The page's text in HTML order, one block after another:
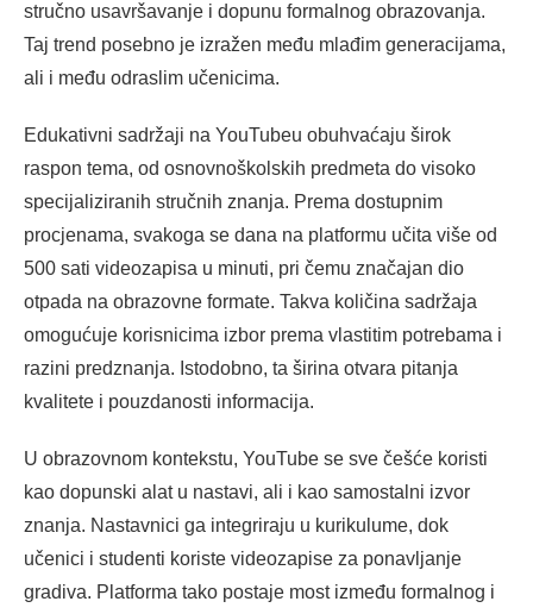
stručno usavršavanje i dopunu formalnog obrazovanja.
Taj trend posebno je izražen među mlađim generacijama,
ali i među odraslim učenicima.
Edukativni sadržaji na YouTubeu obuhvaćaju širok
raspon tema, od osnovnoškolskih predmeta do visoko
specijaliziranih stručnih znanja. Prema dostupnim
procjenama, svakoga se dana na platformu učita više od
500 sati videozapisa u minuti, pri čemu značajan dio
otpada na obrazovne formate. Takva količina sadržaja
omogućuje korisnicima izbor prema vlastitim potrebama i
razini predznanja. Istodobno, ta širina otvara pitanja
kvalitete i pouzdanosti informacija.
U obrazovnom kontekstu, YouTube se sve češće koristi
kao dopunski alat u nastavi, ali i kao samostalni izvor
znanja. Nastavnici ga integriraju u kurikulume, dok
učenici i studenti koriste videozapise za ponavljanje
gradiva. Platforma tako postaje most između formalnog i